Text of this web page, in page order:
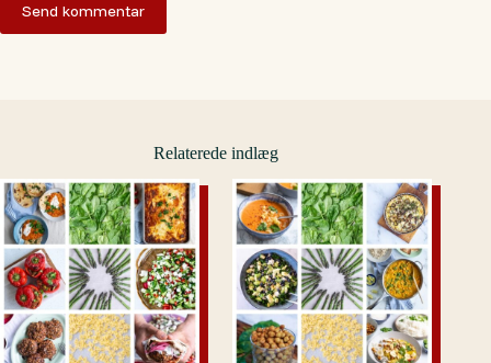
Send kommentar
Relaterede indlæg